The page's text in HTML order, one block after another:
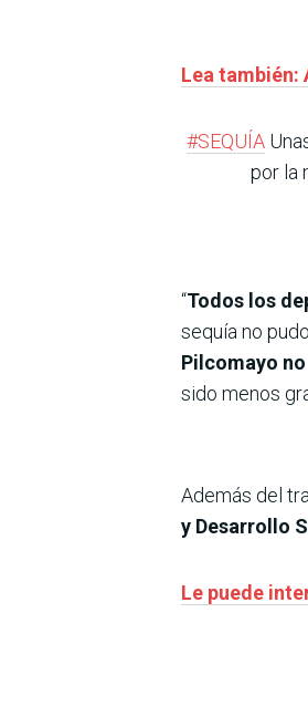
Lea también:
#SEQUÍA
por la
“Todos los
sequía no
Pilcomayo
sido menos
Además del
y Desarrollo
Le puede